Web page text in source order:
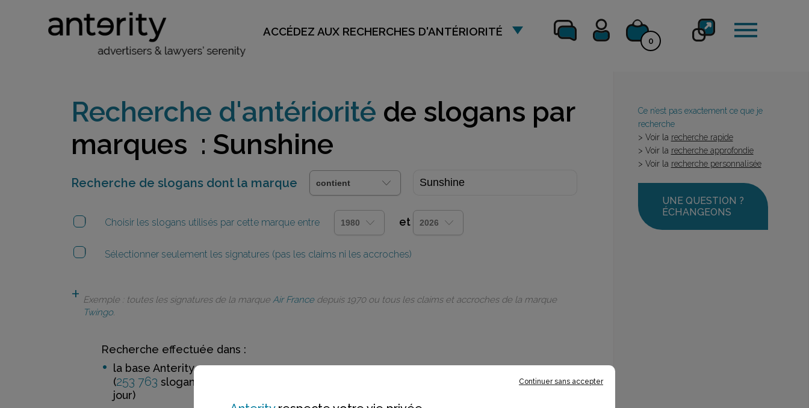
ACCÉDEZ AUX RECHERCHES D'ANTÉRIORITÉ
0
Recherche d'antériorité de slogans par
marques : Sunshine
Recherche de slogans dont la marque
Choisir les slogans utilisés par cette marque entre et
Sélectionner seulement les signatures (pas les claims ni les accroches)
Exemple : toutes les signatures de la marque Air Francedepuis 1970 ou tous les claims et accroches de la marque
Twingo.
Recherche effectuée dans :
la base Anterity
(253 763 slogans de
jour)
Ce n’est pas exactement ce que je
recherche
> Voir la recherche rapide
> Voir la recherche approfondie
> Voir la recherche personnalisée
UNE QUESTION ?
ÉCHANGEONS
Continuer sans accepter